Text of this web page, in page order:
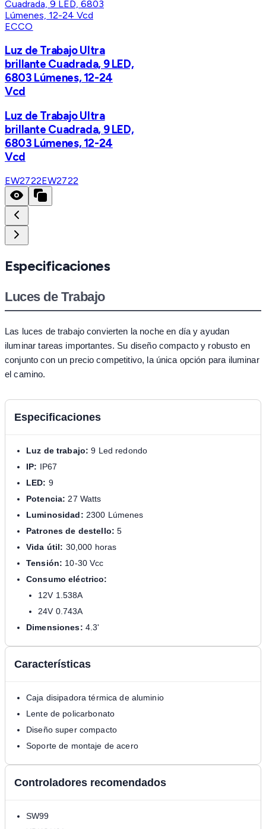
ECCO
Luz de Trabajo Ultra
brillante Cuadrada, 9 LED,
6803 Lúmenes, 12-24
Vcd
Luz de Trabajo Ultra
brillante Cuadrada, 9 LED,
6803 Lúmenes, 12-24
Vcd
EW2722EW2722
Especificaciones
Luces de Trabajo
Las luces de trabajo convierten la noche en día y ayudan
iluminar tareas importantes. Su diseño compacto y robusto en
conjunto con un precio competitivo, la única opción para iluminar
el camino.
Especificaciones
Luz de trabajo: 9 Led redondo
IP: IP67
LED: 9
Potencia: 27 Watts
Luminosidad: 2300 Lúmenes
Patrones de destello: 5
Vida útil: 30,000 horas
Tensión: 10-30 Vcc
Consumo eléctrico:
12V 1.538A
24V 0.743A
Dimensiones: 4.3'
Características
Caja disipadora térmica de aluminio
Lente de policarbonato
Diseño super compacto
Soporte de montaje de acero
Controladores recomendados
SW99